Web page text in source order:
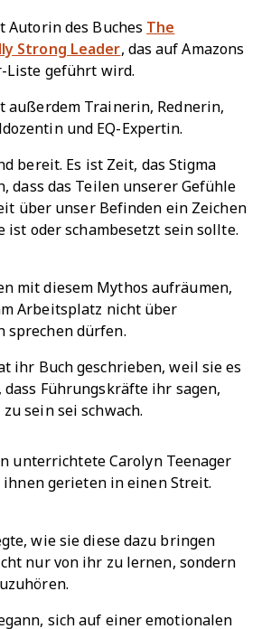
Autorin des Buches The
Strong Leader, das auf Amazons
Liste geführt wird.
außerdem Trainerin, Rednerin,
und EQ-Expertin.
bereit. Es ist Zeit, das Stigma
dass das Teilen unserer Gefühle
über unser Befinden ein Zeichen
ist oder schambesetzt sein sollte.
mit diesem Mythos aufräumen,
Arbeitsplatz nicht über
sprechen dürfen.
ihr Buch geschrieben, weil sie es
dass Führungskräfte ihr sagen,
sein sei schwach.
unterrichtete Carolyn Teenager
ihnen gerieten in einen Streit.
wie sie diese dazu bringen
nur von ihr zu lernen, sondern
sich auf einer emotionalen